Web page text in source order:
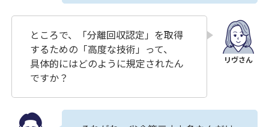
ところで、「分離回収認定」を取得
するための「高度な技術」って、
具体的にはどのように規定されたん
ですか？